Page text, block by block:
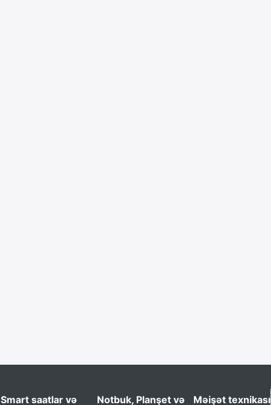
Smart saatlar və Notbuk, Planşet və Məişət texnikası